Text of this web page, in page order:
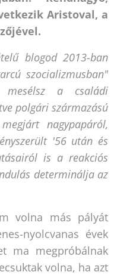
Aristoval, a
blogod 2013-ban
szocializmusban"
mesélsz a családi
polgári származású
nagypapáról,
'56 után és
is a reakciós
determinálja az
volna más pályát
nyolcvanas évek
ma megpróbálnak
volna, ha azt